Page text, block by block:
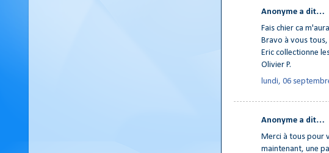
Anonyme a dit…
Fais chier ca
Bravo à vous
Eric collectionne
Olivier P.
lundi, 06
Anonyme a dit…
Merci à tous pour
maintenant, une